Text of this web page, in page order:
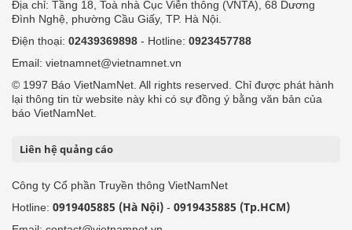
Địa chỉ: Tầng 18, Toà nhà Cục Viễn thông (VNTA), 68 Dương
Đình Nghệ, phường Cầu Giấy, TP. Hà Nội.
Điện thoại: 02439369898 - Hotline: 0923457788
Email: vietnamnet@vietnamnet.vn
© 1997 Báo VietNamNet. All rights reserved. Chỉ được phát hành
lại thông tin từ website này khi có sự đồng ý bằng văn bản của
báo VietNamNet.
Liên hệ quảng cáo
Công ty Cổ phần Truyền thông VietNamNet
Hotline: 0919405885 (Hà Nội) - 0919435885 (Tp.HCM)